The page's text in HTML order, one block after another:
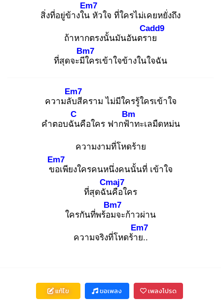
สิ่งที่อยู่ข้างใน
Em7
หัวใจ ที่ใครไม่เคยหยั่งถึง
ถ้าหากตรงนั้นมันอันตรา
Cadd9
ย
ที่สุดจะมีใ
Bm7
ครเข้าใจข้างในใจฉัน
ความลับ
Em7
สีคราม ไม่มีใครรู้ใครเข้าใจ
คำตอบฉัน
C
คือใคร ฟากฟ้า
Bm
ทะเลมืดหม่น
ความงามที่โหดร้าย
ขอ
Em7
เพียงใครคนหนึ่งคนนั้นที่ เข้าใจ
ที่สุดฉัน
Cmaj7
คือใคร
ใครกันที่พร้อม
Bm7
จะก้าวผ่าน
ความจริงที่โหดร้าย
Em7
..
แก้ไข ขอเพลง เพลงโปรด